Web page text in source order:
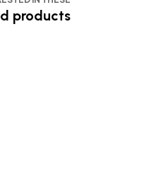
products